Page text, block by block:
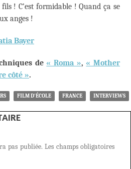
! C’est formidable ! Quand ça se
anges !
Bayer
de « Roma », « Mother
côté ».
FILM D'ÉCOLE FRANCE INTERVIEWS
pas publiée. Les champs obligatoires